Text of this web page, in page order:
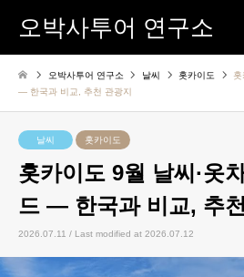
오박사투어 연구소
오박사투어 연구소 날씨 홋카이도
— 한국과 비교, 추천 관광지
날씨 홋카이도
홋카이도 9월 날씨·옷
드 — 한국과 비교, 추
2026.07.11 / Last modified at 2026.07.12